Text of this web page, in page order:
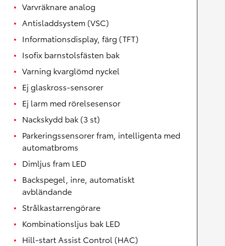
Varvräknare analog
Antisladdsystem (VSC)
Informationsdisplay, färg (TFT)
Isofix barnstolsfästen bak
Varning kvarglömd nyckel
Ej glaskross-sensorer
Ej larm med rörelsesensor
Nackskydd bak (3 st)
Parkeringssensorer fram, intelligenta med
automatbroms
Dimljus fram LED
Backspegel, inre, automatiskt
avbländande
Strålkastarrengörare
Kombinationsljus bak LED
Hill-start Assist Control (HAC)